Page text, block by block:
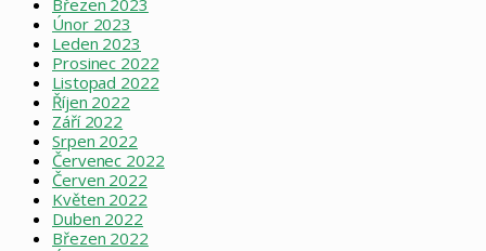
Březen 2023
Únor 2023
Leden 2023
Prosinec 2022
Listopad 2022
Říjen 2022
Září 2022
Srpen 2022
Červenec 2022
Červen 2022
Květen 2022
Duben 2022
Březen 2022